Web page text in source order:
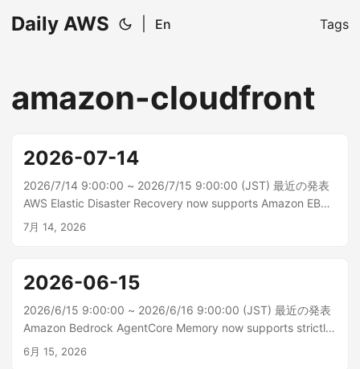
Daily AWS En Tags
amazon-cloudfront
2026-07-14
2026/7/14 9:00:00 ~ 2026/7/15 9:00:00 (JST) 最近の発表
AWS Elastic Disaster Recovery now supports Amazon EBS
volume initialization rate AWS Elastic Disaster Recovery
7月 14, 2026
2026-06-15
2026/6/15 9:00:00 ~ 2026/6/16 9:00:00 (JST) 最近の発表
Amazon Bedrock AgentCore Memory now supports strictly
consistent metadata for long-term memory Amazon
6月 15, 2026